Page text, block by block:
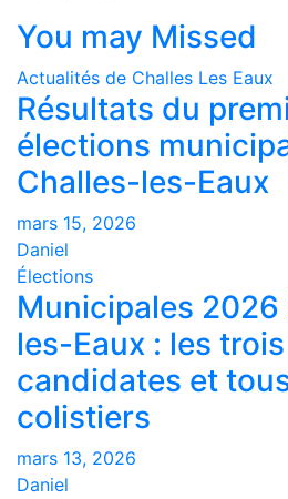
You may Missed
Actualités de Challes Les Eaux
Résultats du
élections
Challes-les-Eaux
mars 15, 2026
Daniel
Élections
Municipales 2026
les-Eaux : les
candidates et
colistiers
mars 13, 2026
Daniel